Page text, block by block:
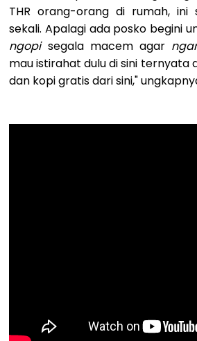
THR orang-orang di rumah, ini
sekali. Apalagi ada posko begini
ngopi segala macem agar
mau istirahat dulu di sini ternyata
dan kopi gratis dari sini,"